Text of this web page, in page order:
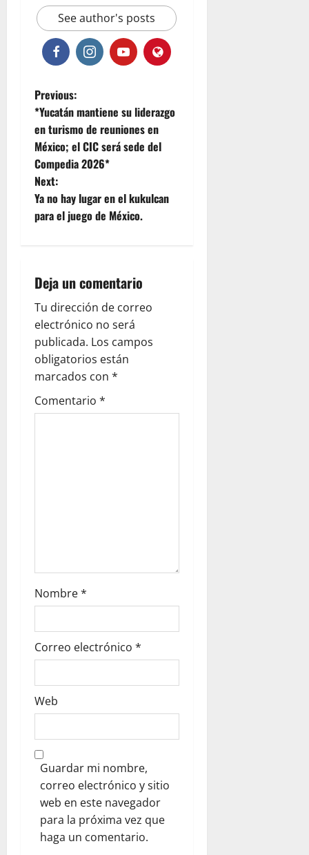
See author's posts
P
o
s
t
n
v
i
g
a
t
i
Previous:
*Yucatán mantiene su liderazgo
en turismo de reuniones en
México; el CIC será sede del
Compedia 2026*
Next:
Ya no hay lugar en el kukulcan
para el juego de México.
Deja un comentario
Tu dirección de correo
electrónico no será
publicada. Los campos
obligatorios están
marcados con *
Comentario *
Nombre*
Correo electrónico *
Web
Guardar mi nombre,
correo electrónico y sitio
web en este navegador
para la próxima vez que
haga un comentario.